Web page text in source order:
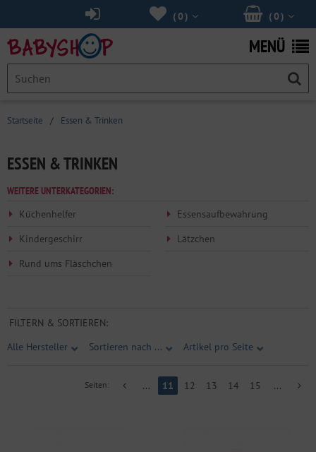
(0 )
(0 )
MENÜ
Startseite / Essen & Trinken
ESSEN & TRINKEN
WEITERE UNTERKATEGORIEN:
Küchenhelfer
Essensaufbewahrung
Kindergeschirr
Lätzchen
Rund ums Fläschchen
FILTERN & SORTIEREN:
Alle Hersteller
Sortieren nach ... Artikel pro Seite
Seiten: ... 11 12 13 14 15 ...